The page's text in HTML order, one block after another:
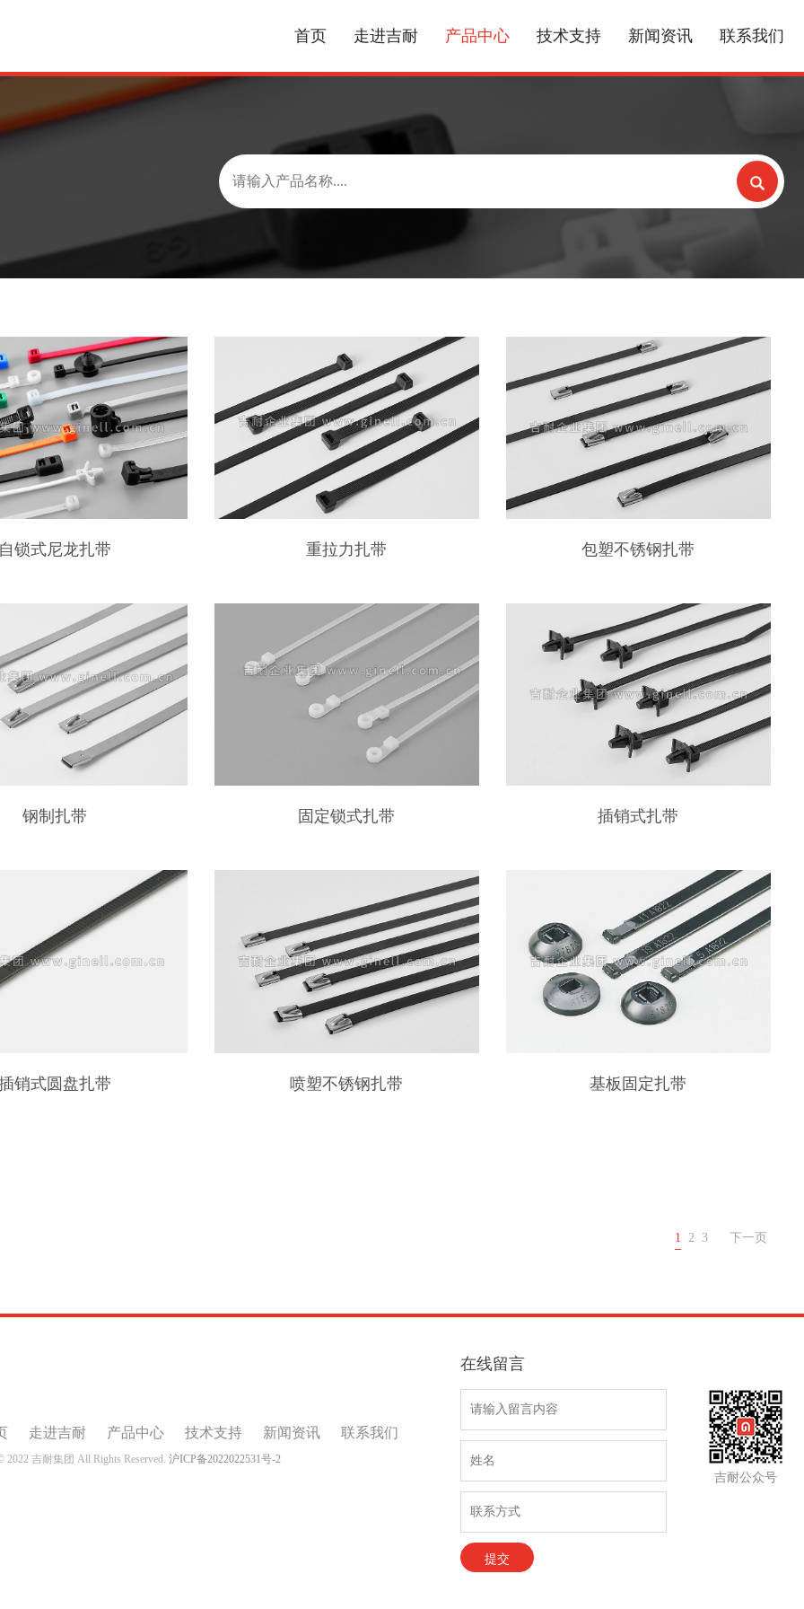
首页 走进吉耐 产品中心 技术支持 新闻资讯 联系我们
锁式尼龙扎带 重拉力扎带 包塑不锈钢扎带
钢制扎带 固定锁式扎带 插销式扎带
销式圆盘扎带 喷塑不锈钢扎带 基板固定扎带
1 2 3 下一页
走进吉耐 产品中心 技术支持 新闻资讯 联系我们
2022 吉耐集团 All Rights Reserved. 沪ICP备2022022531号-2
吉耐公众号
在线留言
提交